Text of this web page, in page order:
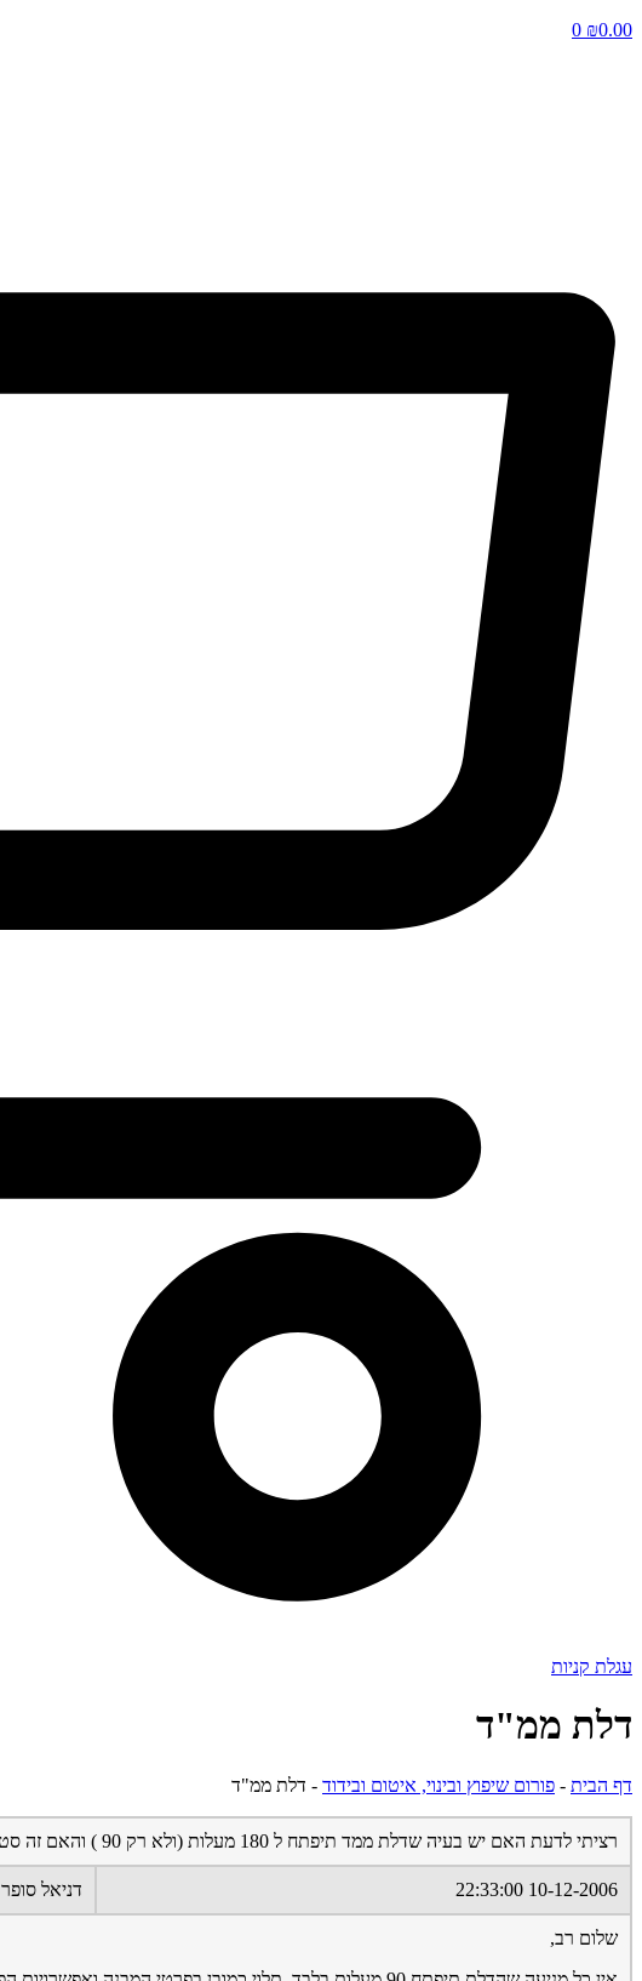
₪0.00
0
עגלת קניות
דלת ממ"ד
דף הבית - פורום שיפוץ ובינוי, איטום ובידוד - דלת ממ"ד
רציתי לדעת האם יש בעיה שדלת ממד תיפתח ל 180 מעלות (ולא רק 90 ) והאם זה סטנדרטי או דלת מיוחדת
10-12-2006 22:33:00 דניאל סופר
שלום רב,